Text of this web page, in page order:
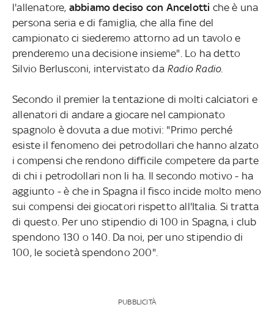
l'allenatore, abbiamo deciso con Ancelotti che è una
persona seria e di famiglia, che alla fine del
campionato ci siederemo attorno ad un tavolo e
prenderemo una decisione insieme". Lo ha detto
Silvio Berlusconi, intervistato da Radio Radio.
Secondo il premier la tentazione di molti calciatori e
allenatori di andare a giocare nel campionato
spagnolo è dovuta a due motivi: "Primo perché
esiste il fenomeno dei petrodollari che hanno alzato
i compensi che rendono difficile competere da parte
di chi i petrodollari non li ha. Il secondo motivo - ha
aggiunto - è che in Spagna il fisco incide molto meno
sui compensi dei giocatori rispetto all'Italia. Si tratta
di questo. Per uno stipendio di 100 in Spagna, i club
spendono 130 o 140. Da noi, per uno stipendio di
100, le società spendono 200".
PUBBLICITÀ